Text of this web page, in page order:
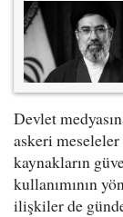
Devlet
askeri meseleler
kaynakların
kullanımının
ilişkiler de